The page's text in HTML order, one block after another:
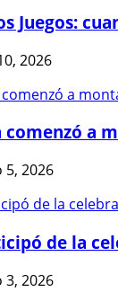
Juegos:
2026
comenzó a
5, 2026
de la
3, 2026